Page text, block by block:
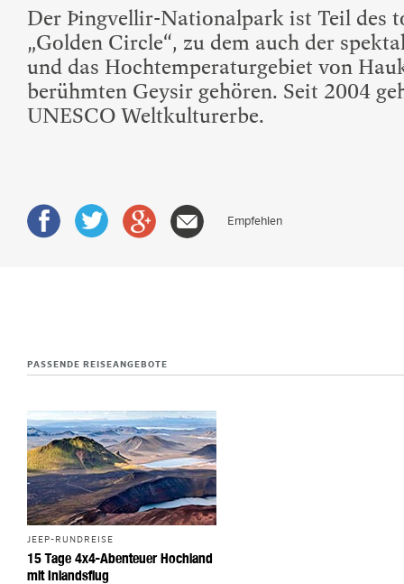
Der Þingvellir-Nationalpark ist Teil des
„Golden Circle“, zu dem auch der
und das Hochtemperaturgebiet von
berühmten Geysir gehören. Seit 2004
UNESCO Weltkulturerbe.
Empfehlen
PASSENDE REISEANGEBOTE
JEEP-RUNDREISE
15 Tage 4x4-Abenteuer Hochland
mit Inlandsflug